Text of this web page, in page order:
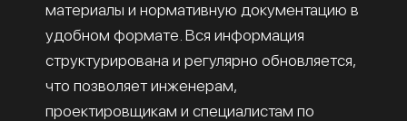
материалы и нормативную документацию в
удобном формате. Вся информация
структурирована и регулярно обновляется,
что позволяет инженерам,
проектировщикам и специалистам по